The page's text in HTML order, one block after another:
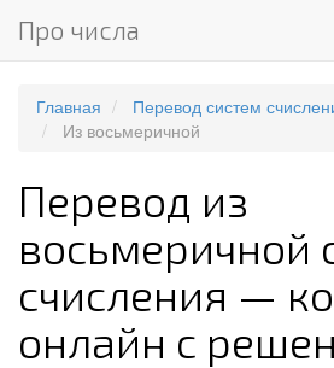
Про числа
Главная
Перевод систем
Из восьмеричной
Перевод из
восьмеричной
счисления —
онлайн с